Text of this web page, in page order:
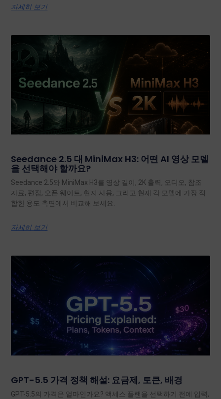
자세히 보기
Seedance 2.5 대 MiniMax H3: 어떤 AI 영상 모델
을 선택해야 할까요?
Seedance 2.5와 MiniMax H3를 영상 길이, 2K 출력, 오디오, 참조
자료, 편집, 오픈 웨이트, 현지 사용, 그리고 현재 각 모델에 가장 적
합한 용도 측면에서 비교해 보세요.
자세히 보기
GPT-5.5 가격 정책 해설: 요금제, 토큰, 배경
GPT-5.5의 가격은 얼마인가요? 액세스 플랜을 선택하기 전에 입력,